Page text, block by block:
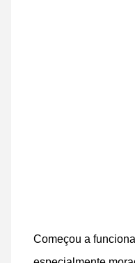
Começou a